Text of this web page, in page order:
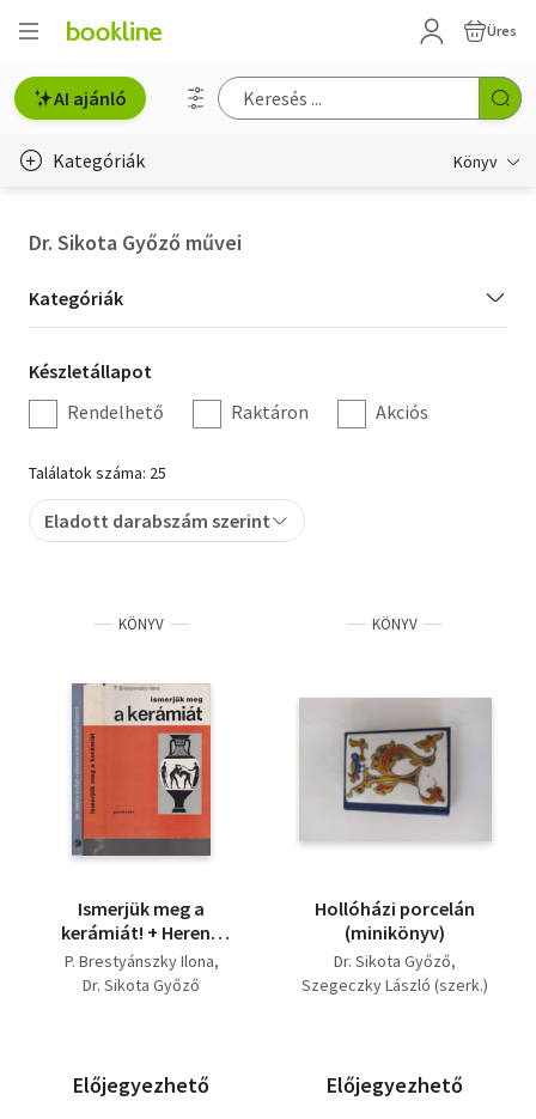
Üres
AI ajánló
Kategóriák Könyv
Hobbi, szabadidő
Irodalom
Művészet
Szakkönyv
Tankönyv, segédkönyv
Társadalomtudomány
Természettudomány
Történelem
Vallás
Dr. Sikota Győző művei
Kategória
szűrés
Kategóriák
Készletállapot
szűrés
Készletállapot
Rendelhető
Raktáron Akciós
Találatok száma: 25
Eladott darabszám szerint
KÖNYV
Ismerjük meg a
kerámiát! + Herend
porcelánművészete (2
mű)
P. Brestyánszky Ilona
Dr. Sikota Győző
Előjegyezhető
KÖNYV
Hollóházi porcelán
(minikönyv)
Dr. Sikota Győző
Szegeczky László (szerk.)
Előjegyezhető